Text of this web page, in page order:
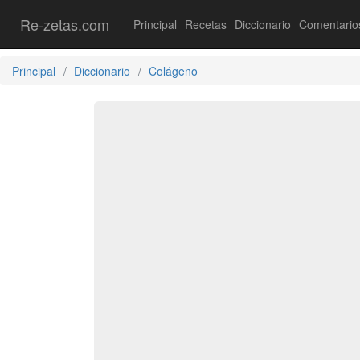
Re-zetas.com Principal Recetas Diccionario
Principal Diccionario Colágeno